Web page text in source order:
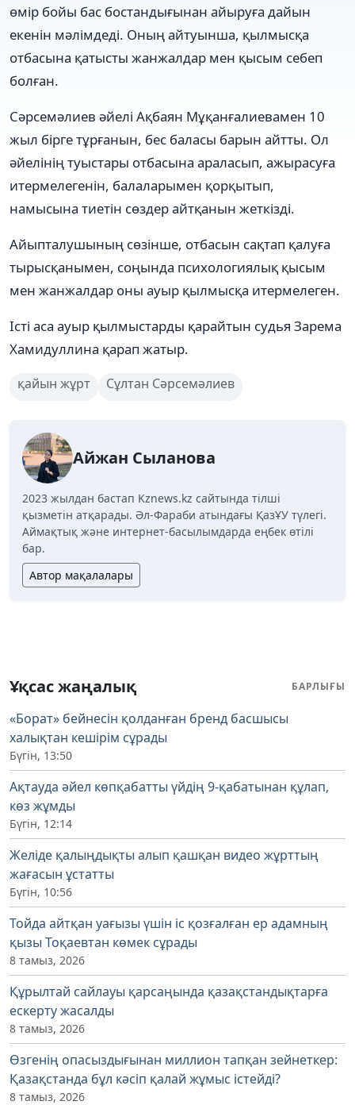
өмір бойы бас бостандығынан айыруға дайын
екенін мәлімдеді. Оның айтуынша, қылмысқа
отбасына қатысты жанжалдар мен қысым себеп
болған.
Сәрсемәлиев әйелі Ақбаян Мұқанғалиевамен 10
жыл бірге тұрғанын, бес баласы барын айтты. Ол
әйелінің туыстары отбасына араласып, ажырасуға
итермелегенін, балаларымен қорқытып,
намысына тиетін сөздер айтқанын жеткізді.
Айыпталушының сөзінше, отбасын сақтап қалуға
тырысқанымен, соңында психологиялық қысым
мен жанжалдар оны ауыр қылмысқа итермелеген.
Істі аса ауыр қылмыстарды қарайтын судья Зарема
Хамидуллина қарап жатыр.
қайын жұрт Сұлтан Сәрсемәлиев
Айжан Сыланова
2023 жылдан бастап Kznews.kz сайтында тілші
қызметін атқарады. Әл-Фараби атындағы ҚазҰУ түлегі.
Аймақтық және интернет-басылымдарда еңбек өтілі
бар.
Автор мақалалары
Ұқсас жаңалық БАРЛЫҒЫ
«Борат» бейнесін қолданған бренд басшысы
халықтан кешірім сұрады
Бүгін, 13:50
Ақтауда әйел көпқабатты үйдің 9-қабатынан құлап,
көз жұмды
Бүгін, 12:14
Желіде қалыңдықты алып қашқан видео жұрттың
жағасын ұстатты
Бүгін, 10:56
Тойда айтқан уағызы үшін іс қозғалған ер адамның
қызы Тоқаевтан көмек сұрады
8 тамыз, 2026
Құрылтай сайлауы қарсаңында қазақстандықтарға
ескерту жасалды
8 тамыз, 2026
Өзгенің опасыздығынан миллион тапқан зейнеткер:
Қазақстанда бұл кәсіп қалай жұмыс істейді?
8 тамыз, 2026